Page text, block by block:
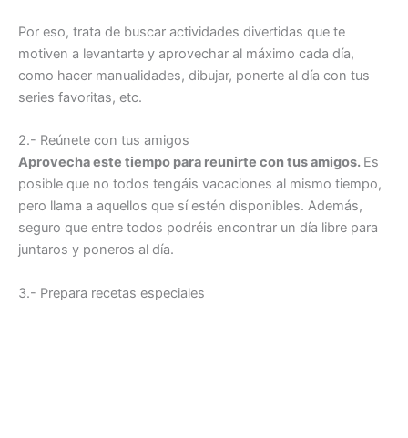
Por eso, trata de buscar actividades divertidas que te
motiven a levantarte y aprovechar al máximo cada día,
como hacer manualidades, dibujar, ponerte al día con tus
series favoritas, etc.
2.- Reúnete con tus amigos
Aprovecha este tiempo para reunirte con tus amigos. Es
posible que no todos tengáis vacaciones al mismo tiempo,
pero llama a aquellos que sí estén disponibles. Además,
seguro que entre todos podréis encontrar un día libre para
juntaros y poneros al día.
3.- Prepara recetas especiales